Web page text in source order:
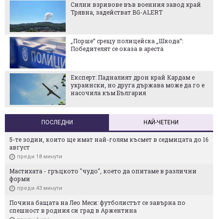
Силни взривове във военния завод край
Трявна, задействат BG-ALERT
„Порше“ срещу полицейска „Шкода“:
Победителят се оказа в ареста
Експерт: Падналият дрон край Кардам е
украински, но друга държава може да го е
насочила към България
ПОСЛЕДНИ НАЙ-ЧЕТЕНИ
5-те зодии, които ще имат най-голям късмет в седмицата до 16
август
преди 18 минути
Мастихата - гръцкото "чудо", което да опитаме в различни
форми
преди 43 минути
Почина бащата на Лео Меси: футболистът се завърна по
спешност в родния си град в Аржентина